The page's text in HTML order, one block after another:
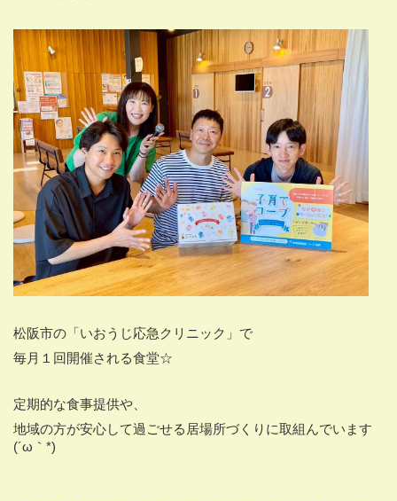
松阪市の「いおうじ応急クリニック」で
毎月１回開催される食堂☆
定期的な食事提供や、
地域の方が安心して過ごせる居場所づくりに取組んでいます
(´ω｀*)